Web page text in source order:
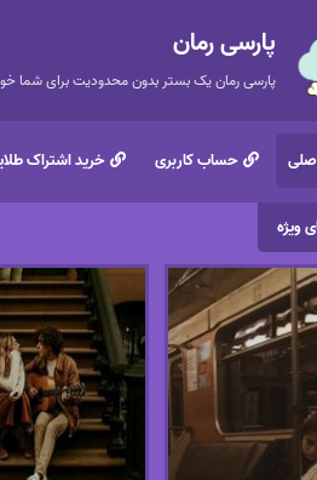
پارسی رمان
پارسی رمان یک بستر بدون محدودیت برای شما
حساب کاربری خرید اشتراک
ویژه